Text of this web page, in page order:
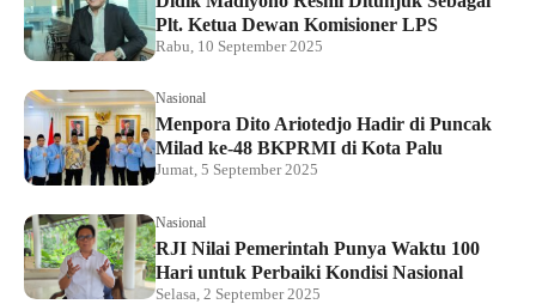
Plt. Ketua Dewan Komisioner LPS
Rabu, 10 September 2025
Nasional
Menpora Dito Ariotedjo Hadir di Puncak
Milad ke-48 BKPRMI di Kota Palu
Jumat, 5 September 2025
Nasional
RJI Nilai Pemerintah Punya Waktu 100
Hari untuk Perbaiki Kondisi Nasional
Selasa, 2 September 2025